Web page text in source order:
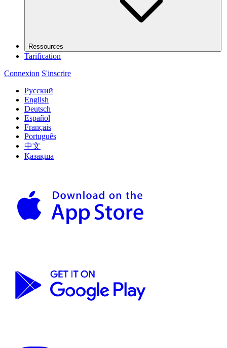
Ressources
Tarification
Connexion S'inscrire
Русский
English
Deutsch
Español
Français
Português
中文
Қазақша